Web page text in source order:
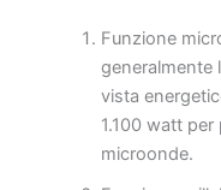
Funzione
generalmente
vista
1.100 watt
microonde.